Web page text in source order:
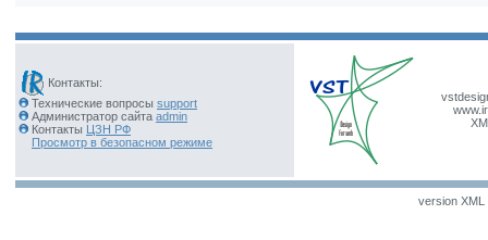
Контакты:
Технические вопросы support
Администратор сайта admin
Контакты ЦЗН РФ
Просмотр в безопасном режиме
version